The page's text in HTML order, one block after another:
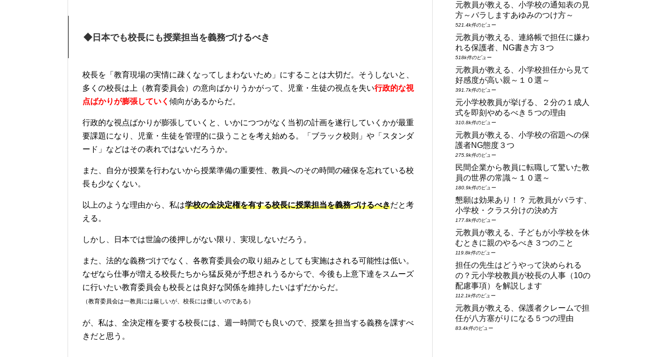
◆日本でも校長にも授業担当を義務づけるべき
校長を「教育現場の実情に疎くなってしまわないため」にすることは大切だ。そうしないと、
多くの校長は上（教育委員会）の意向ばかりうかがって、児童・生徒の視点を失い行政的な視
点ばかりが膨張していく 傾向があるからだ。
行政的な視点ばかりが膨張していくと、いかにつつがなく当初の計画を遂行していくかが最重
要課題になり、児童・生徒を管理的に扱うことを考え始める。「ブラック校則」や「スタンダ
ード」などはその表れではないだろうか。
また、自分が授業を行わないから授業準備の重要性、教員へのその時間の確保を忘れている校
長も少なくない。
以上のような理由から、私は学校の全決定権を有する校長に授業担当を義務づけるべきだと考
える。
しかし、日本では世論の後押しがない限り、実現しないだろう。
また、法的な義務づけでなく、各教育委員会の取り組みとしても実施はされる可能性は低い。
なぜなら仕事が増える校長たちから猛反発が予想されうるからで、今後も上意下達をスムーズ
に行いたい教育委員会も校長とは良好な関係を維持したいはずだからだ。
（教育委員会は一教員には厳しいが、校長には優しいのである）
が、私は、全決定権を要する校長には、週一時間でも良いので、授業を担当する義務を課すべ
きだと思う。
元教員が教える、小学校の通知表の見
方～バラしますあゆみのつけ方～
521.4k件のビュー
元教員が教える、連絡帳で担任に嫌わ
れる保護者、NG書き方３つ
518k件のビュー
元教員が教える、小学校担任から見て
好感度が高い親～１０選～
391.7k件のビュー
元小学校教員が挙げる、２分の１成人
式を即刻やめるべき５つの理由
310.8k件のビュー
元教員が教える、小学校の宿題への保
護者NG態度３つ
275.9k件のビュー
民間企業から教員に転職して驚いた教
員の世界の常識～１０選～
180.9k件のビュー
懇願は効果あり！？ 元教員がバラす、
小学校・クラス分けの決め方
177.8k件のビュー
元教員が教える、子どもが小学校を休
むときに親のやるべき３つのこと
119.8k件のビュー
担任の先生はどうやって決められる
の？元小学校教員が校長の人事（10の
配慮事項）を解説します
112.1k件のビュー
元教員が教える、保護者クレームで担
任が八方塞がりになる５つの理由
83.4k件のビュー